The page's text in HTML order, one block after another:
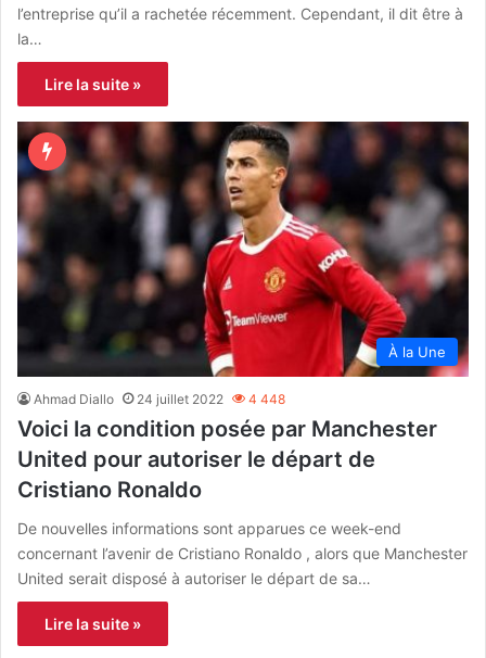
l’entreprise qu’il a rachetée récemment. Cependant, il dit être à
la…
Lire la suite »
À la Une
Ahmad Diallo 24 juillet 2022 4 448
Voici la condition posée par Manchester
United pour autoriser le départ de
Cristiano Ronaldo
De nouvelles informations sont apparues ce week-end
concernant l’avenir de Cristiano Ronaldo , alors que Manchester
United serait disposé à autoriser le départ de sa…
Lire la suite »